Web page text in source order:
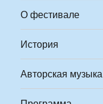
О фестивале
История
Авторская музыка